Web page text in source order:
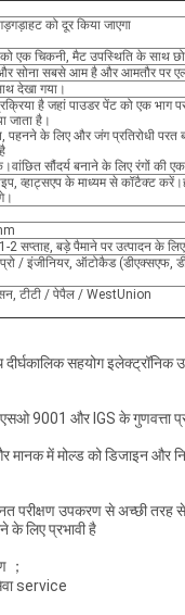
को दूर किया जाएगा
एक चिकनी, मैट उपस्थिति के साथ
सोना सबसे आम है और आमतौर पर
देखा गया।
है जहां पाउडर पेंट को एक भाग
जाता है।
पहनने के लिए और जंग प्रतिरोधी परत
सौंदर्य बनाने के लिए रंगों की
व्हाट्सएप के माध्यम से कॉटैक्ट
2 सप्ताह, बड़े पैमाने पर उत्पादन के
/ इंजीनियर, ऑटोकैड (डीएक्सएफ,
टीटी / पेपैल / WestUnion
सहयोग इलेक्ट्रॉनिक
9001 और IGS के गुणवत्ता
और मानक में मोल्ड को डिजाइन और
परीक्षण उपकरण से अच्छी तरह
के लिए प्रभावी है
；
service